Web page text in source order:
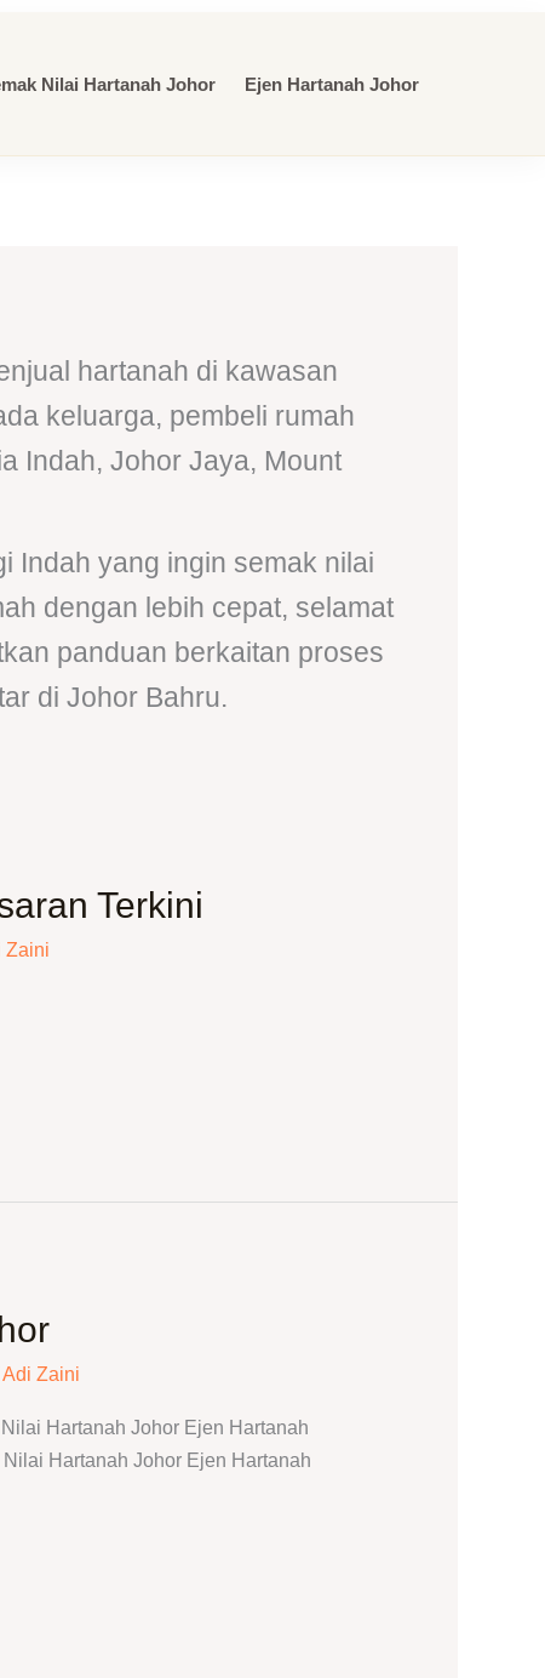
Nilai Hartanah Johor Ejen Hartanah Johor
hartanah di kawasan
keluarga, pembeli rumah
Indah, Johor Jaya, Mount
Indah yang ingin semak nilai
dengan lebih cepat, selamat
panduan berkaitan proses
di Johor Bahru.
Terkini
Zaini
Adi Zaini
Hartanah Johor Ejen Hartanah
Hartanah Johor Ejen Hartanah